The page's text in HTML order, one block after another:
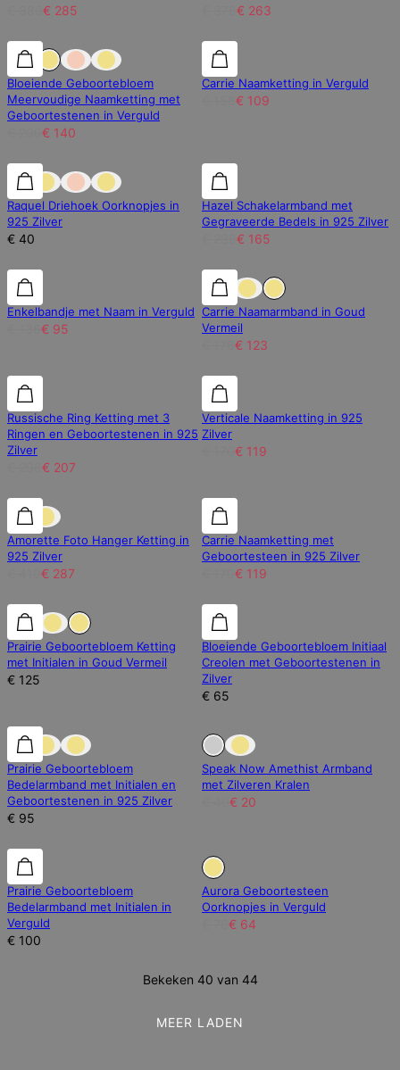
€ 285 € 263
30% korting 30% korting
Bloeiende Geboortebloem
Meervoudige Naamketting met
Geboortestenen in Verguld
€ 140
30% korting
Carrie Naamketting in Verguld
€ 109
Raquel Driehoek Oorknopjes in
925 Zilver
€ 40
30% korting
Hazel Schakelarmband met
Gegraveerde Bedels in 925 Zilver
€ 165
30% korting 30% korting
Enkelbandje met Naam in Verguld
€ 95
30% korting
Carrie Naamarmband in Goud
Vermeil
€ 123
30% korting 30% korting
Russische Ring Ketting met 3
Ringen en Geboortestenen in 925
Zilver
€ 207
30% korting
Verticale Naamketting in 925
Zilver
€ 119
30% korting 30% korting
Amorette Foto Hanger Ketting in
925 Zilver
€ 287
30% korting
Carrie Naamketting met
Geboortesteen in 925 Zilver
€ 119
Prairie Geboortebloem Ketting
met Initialen in Goud Vermeil
€ 125
Bloeiende Geboortebloem Initiaal
Creolen met Geboortestenen in
Zilver
€ 65
Prairie Geboortebloem
Bedelarmband met Initialen en
Geboortestenen in 925 Zilver
€ 95
Uitverkocht
Speak Now Amethist Armband
met Zilveren Kralen
€ 20
Prairie Geboortebloem
Bedelarmband met Initialen in
Verguld
€ 100
15% korting
Aurora Geboortesteen
Oorknopjes in Verguld
€ 64
Bekeken 40 van 44
MEER LADEN